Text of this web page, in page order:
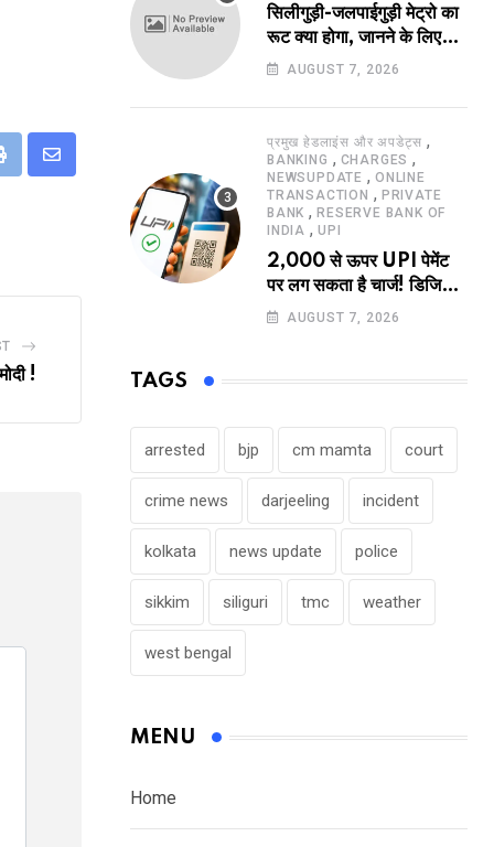
Share
!
सिलीगुड़ी-जलपाईगुड़ी मेट्रो का
रूट क्या होगा, जानने के लिए
उत्सुक हो रहे हैं?
AUGUST 7, 2026
प्रमुख हेडलाइंस और अपडेट्स ,
BANKING , CHARGES ,
NEWSUPDATE , ONLINE
TRANSACTION , PRIVATE
BANK ,RESERVE BANK OF
INDIA , UPI
2,000 से ऊपर UPI पेमेंट
पर लग सकता है चार्ज! डिजिटल
पेमेंट करने वालों के लिए बड़ा
AUGUST 7, 2026
TAGS
arrested bjp cm mamta court
crime news darjeeling incident
kolkata news update police
sikkim siliguri tmc weather
west bengal
MENU
Home